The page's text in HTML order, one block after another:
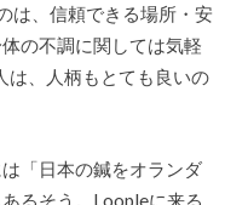
は、信頼できる場所・安
の不調に関しては気軽
、人柄もとても良いの
「日本の鍼をオランダ
るそう。Loopleに来る